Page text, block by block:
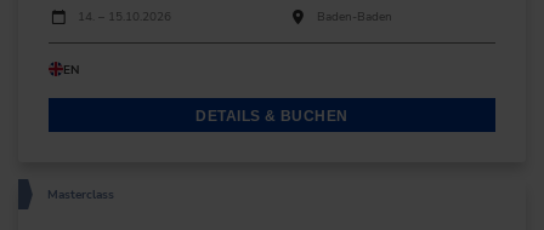
Durchführungen
Veranstaltungsdatum
14. – 15.10.2026 Baden-Baden
EN
DETAILS & BUCHEN
Masterclass